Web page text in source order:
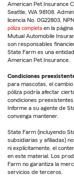
American Pet Insurance
Seattle, WA 98108.
licencia No. 0G22803,
póliza completa en la
Mutual Automobile
son responsables
State Farm es una
American Pet Insurance.
Condiciones
para mascotas, el
póliza podría afectar
condiciones
Informe a su agente de
convenga mantener.
State Farm (incluyendo
subsidiarias y afiliadas)
ni explícitamente, el
en este material. Los
Farm no garantiza la
servicios de terceros.